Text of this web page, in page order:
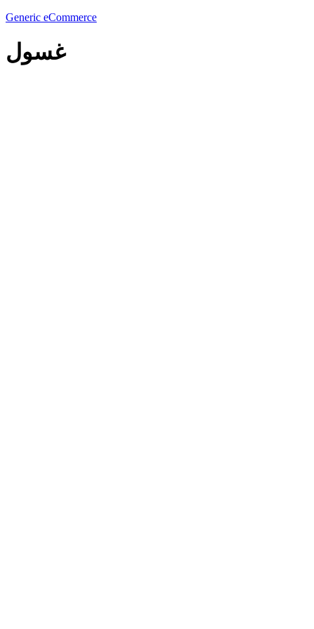
Generic eCommerce
غسول